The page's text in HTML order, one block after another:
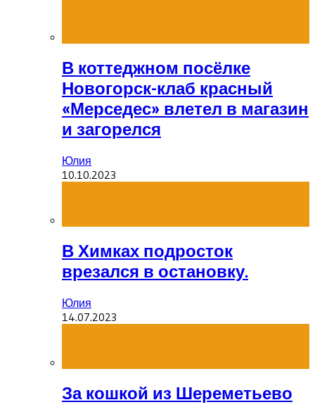
В коттеджном посёлке
Новогорск-клаб красный
«Мерседес» влетел в магазин
и загорелся
Юлия
10.10.2023
В Химках подросток
врезался в остановку.
Юлия
14.07.2023
За кошкой из Шереметьево